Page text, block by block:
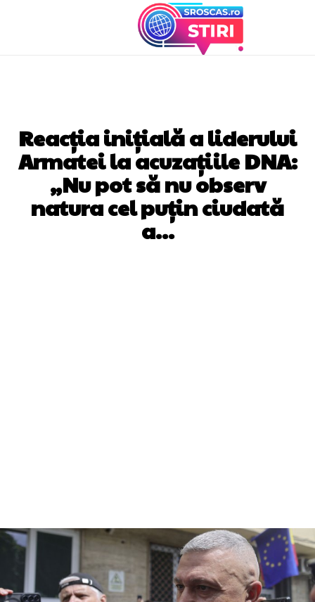
Reacția inițială a liderului
Armatei la acuzațiile DNA:
„Nu pot să nu observ
natura cel puțin ciudată
a…